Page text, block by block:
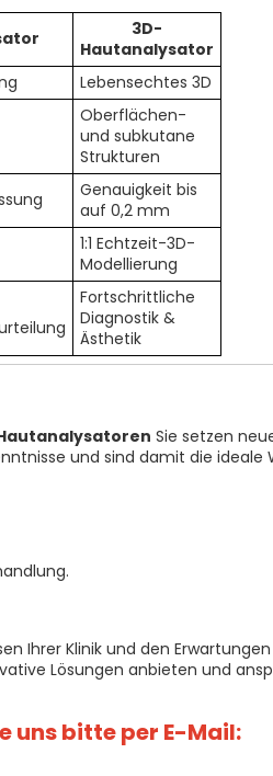
3D-
Hautanalysator
Lebensechtes 3D
Oberflächen-
und subkutane
Strukturen
Genauigkeit bis
auf 0,2 mm
1:1 Echtzeit-3D-
Modellierung
Fortschrittliche
Diagnostik &
Ästhetik
Sie setzen
und sind damit die ideale
Ihrer Klinik und den Erwartungen
Lösungen anbieten und
uns bitte per E-Mail: